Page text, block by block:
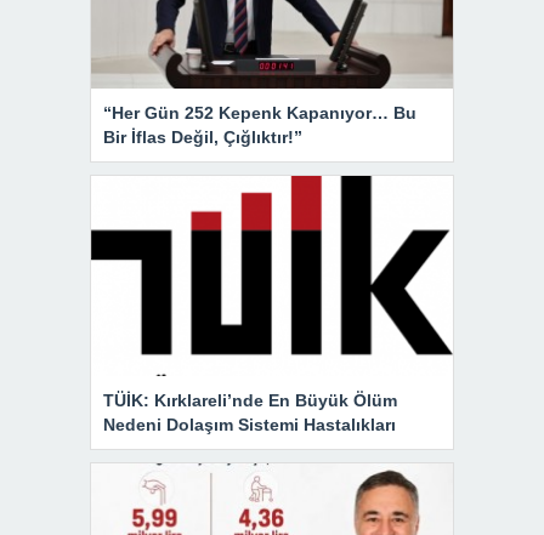
“Her Gün 252 Kepenk Kapanıyor… Bu
Bir İflas Değil, Çığlıktır!”
TÜİK: Kırklareli’nde En Büyük Ölüm
Nedeni Dolaşım Sistemi Hastalıkları